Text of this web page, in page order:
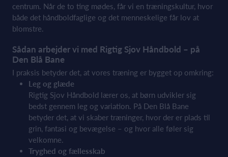
centrum. Når de to ting mødes, får vi en træningskultur, hvor
både det håndboldfaglige og det menneskelige får lov at
blomstre.
Sådan arbejder vi med Rigtig Sjov Håndbold – på
Den Blå Bane
I praksis betyder det, at vores træning er bygget op omkring:
Leg og glæde
Rigtig Sjov Håndbold lærer os, at børn udvikler sig
bedst gennem leg og variation. På Den Blå Bane
betyder det, at vi skaber træninger, hvor der er plads til
grin, fantasi og bevægelse – og hvor alle føler sig
velkomne.
Tryghed og fællesskab